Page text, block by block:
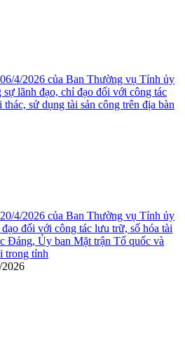
4/2026 của Ban Thường vụ Tỉnh ủy
lãnh đạo, chỉ đạo đối với công tác
sử dụng tài sản công trên địa bàn
4/2026 của Ban Thường vụ Tỉnh ủy
đối với công tác lưu trữ, số hóa tài
Đảng, Ủy ban Mặt trận Tổ quốc và
trong tỉnh